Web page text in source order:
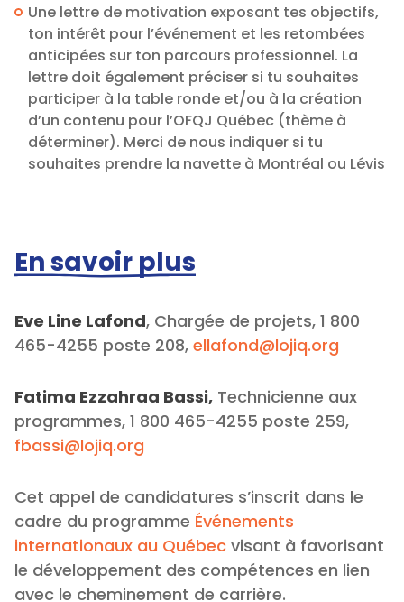
Une lettre de motivation exposant tes objectifs,
ton intérêt pour l’événement et les retombées
anticipées sur ton parcours professionnel. La
lettre doit également préciser si tu souhaites
participer à la table ronde et/ou à la création
d’un contenu pour l’OFQJ Québec (thème à
déterminer). Merci de nous indiquer si tu
souhaites prendre la navette à Montréal ou Lévis
En savoir plus
Eve Line Lafond, Chargée de projets, 1 800
465-4255 poste 208, ellafond@lojiq.org
Fatima Ezzahraa Bassi, Technicienne aux
programmes, 1 800 465-4255 poste 259,
fbassi@lojiq.org
Cet appel de candidatures s’inscrit dans le
cadre du programme Événements
internationaux au Québec visant à favorisant
le développement des compétences en lien
avec le cheminement de carrière.